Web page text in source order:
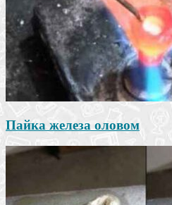
Пайка железа оловом